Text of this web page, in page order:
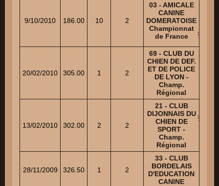
9/10/2010 186.00 10 2
03 - AMICALE
CANINE
DOMERATOISE
Championnat
de France
20/02/2010 305.00 1 2
69 - CLUB DU
CHIEN DE DEF.
ET DE POLICE
DE LYON -
Champ.
Régional
13/02/2010 302.00 2 2
21 - CLUB
DIJONNAIS DU
CHIEN DE
SPORT -
Champ.
Régional
28/11/2009 326.50 1 2
33 - CLUB
BORDELAIS
D'EDUCATION
CANINE